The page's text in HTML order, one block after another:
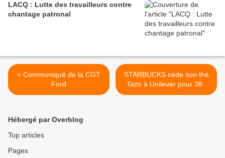
LACQ : Lutte des travailleurs contre
chantage patronal
< Communiqué de la CGT
Ford
STARBUCKS cède son thé
Tazo à Unilever pour 384
millions de dollars >
Hébergé par Overblog
Top articles
Pages